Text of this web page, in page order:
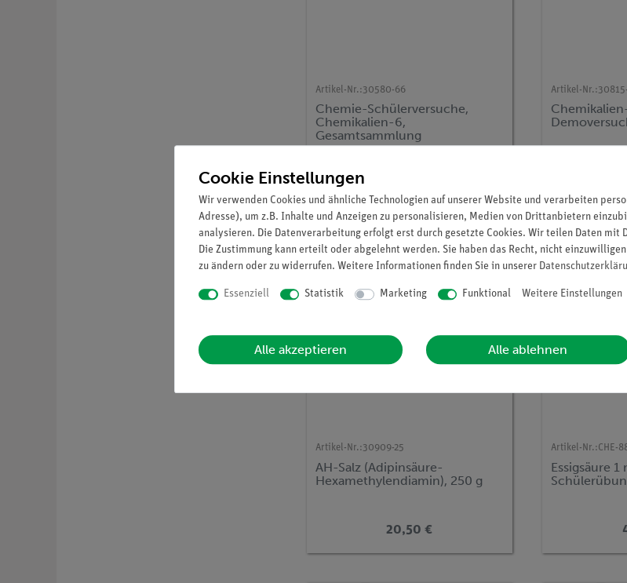
Artikel-Nr.:30580-66
Chemie-Schülerversuche,
Chemikalien-6,
Gesamtsammlung
Artikel-Nr.:
Artikel-Nr.:30909-25
AH-Salz (Adipinsäure-
Hexamethylendiamin), 250 g
20,50 €
Artikel-Nr.:CHE-
Essigsäure 1
Cookie Einstellungen
Wir verwenden Cookies und ähnliche Technologien auf unserer Website und verarbeiten
Adresse), um z.B. Inhalte und Anzeigen zu personalisieren, Medien von Drittanbietern
analysieren. Die Datenverarbeitung erfolgt erst durch gesetzte Cookies. Wir teilen Daten mit
Die Zustimmung kann erteilt oder abgelehnt werden. Sie haben das Recht, nicht
zu ändern oder zu widerrufen. Weitere Informationen finden Sie in unserer
Essenziell Statistik Marketing Funktional Weitere Einstellungen
Alle akzeptieren Alle ablehnen